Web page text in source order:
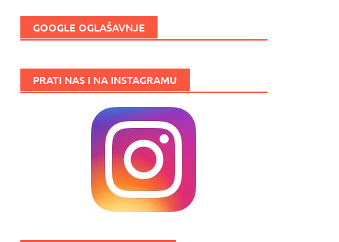
GOOGLE OGLAŠAVNJE
PRATI NAS I NA INSTAGRAMU